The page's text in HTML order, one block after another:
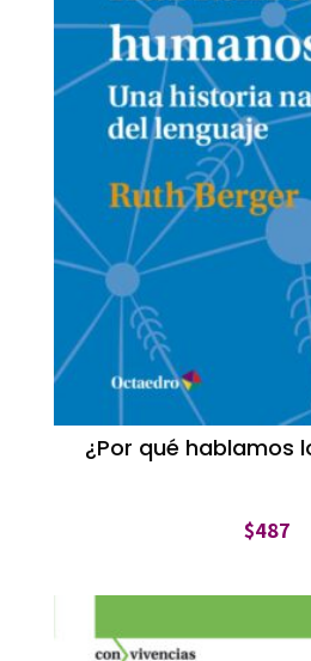
¿Por qué hablamos
$487